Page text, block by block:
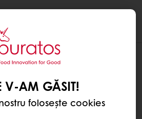
V-AM GĂSIT!
folosește cookies